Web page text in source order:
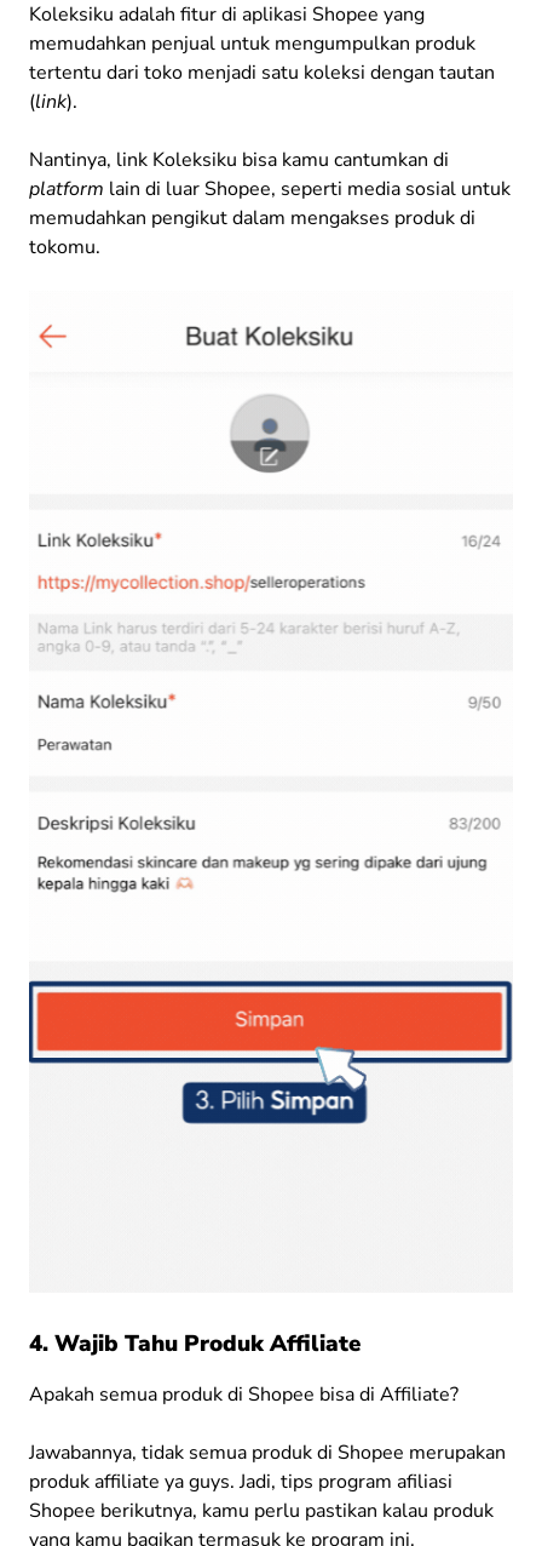
Koleksiku adalah fitur di aplikasi Shopee yang
memudahkan penjual untuk mengumpulkan produk
tertentu dari toko menjadi satu koleksi dengan tautan
(link).
Nantinya, link Koleksiku bisa kamu cantumkan di
platform lain di luar Shopee, seperti media sosial untuk
memudahkan pengikut dalam mengakses produk di
tokomu.
4. Wajib Tahu Produk Affiliate
Apakah semua produk di Shopee bisa di Affiliate?
Jawabannya, tidak semua produk di Shopee merupakan
produk affiliate ya guys. Jadi, tips program afiliasi
Shopee berikutnya, kamu perlu pastikan kalau produk
yang kamu bagikan termasuk ke program ini.